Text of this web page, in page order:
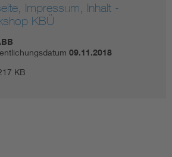
Impressum, Inhalt -
KBÜ
09.11.2018
KB